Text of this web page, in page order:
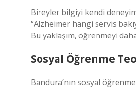
Bireyler bilgiyi kendi
“Alzheimer hangi servis
Bu yaklaşım, öğrenmeyi
Sosyal Öğrenme
Bandura’nın sosyal